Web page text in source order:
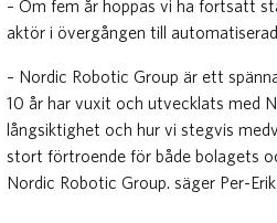
– Om fem år hoppas vi ha fortsatt
aktör i övergången till
– Nordic Robotic Group är ett
10 år har vuxit och utvecklats med
långsiktighet och hur vi stegvis
stort förtroende för både bolagets
Nordic Robotic Group. säger Per-